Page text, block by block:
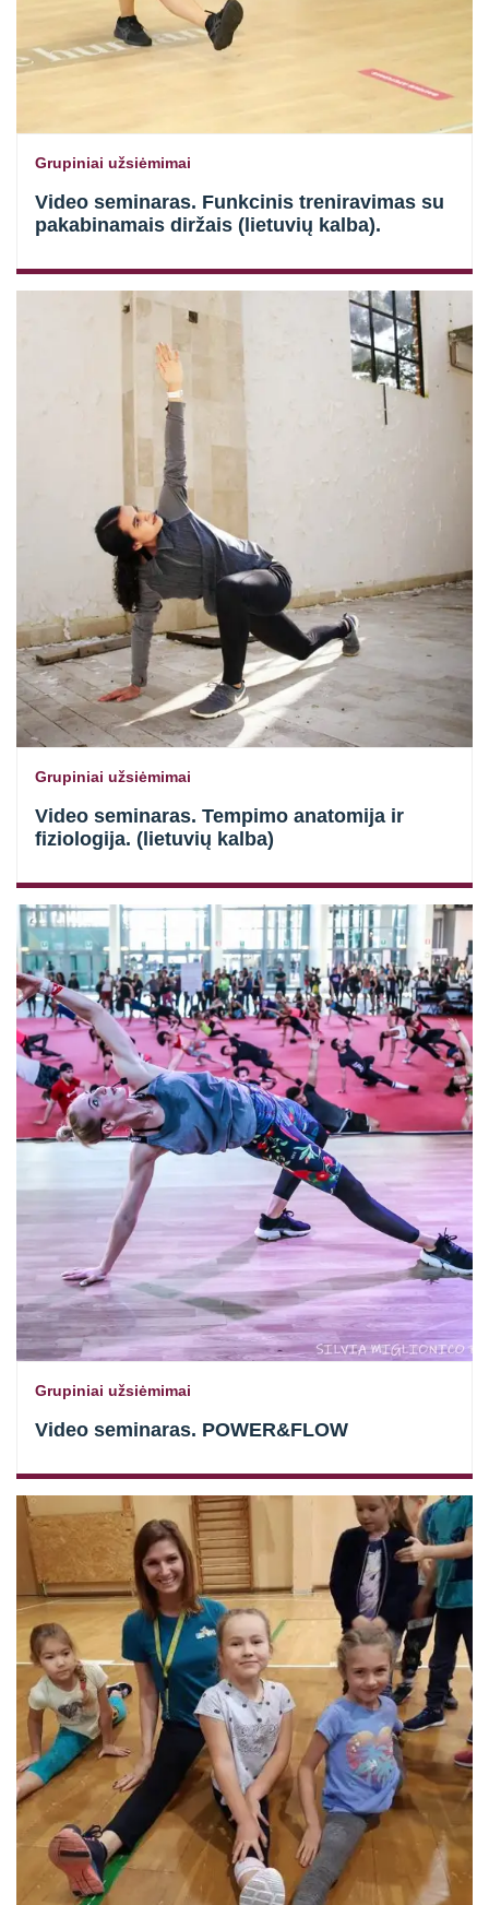
Grupiniai užsiėmimai
Video seminaras. Funkcinis treniravimas su
pakabinamais diržais (lietuvių kalba).
Grupiniai užsiėmimai
Video seminaras. Tempimo anatomija ir
fiziologija. (lietuvių kalba)
Grupiniai užsiėmimai
Video seminaras. POWER&FLOW